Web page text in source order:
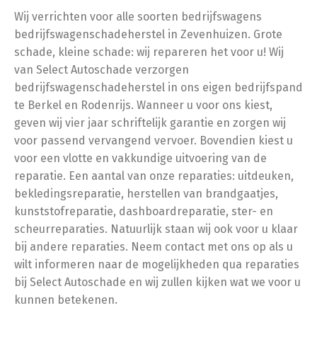
Wij verrichten voor alle soorten bedrijfswagens
bedrijfswagenschadeherstel in Zevenhuizen. Grote
schade, kleine schade: wij repareren het voor u! Wij
van Select Autoschade verzorgen
bedrijfswagenschadeherstel in ons eigen bedrijfspand
te Berkel en Rodenrijs. Wanneer u voor ons kiest,
geven wij vier jaar schriftelijk garantie en zorgen wij
voor passend vervangend vervoer. Bovendien kiest u
voor een vlotte en vakkundige uitvoering van de
reparatie. Een aantal van onze reparaties: uitdeuken,
bekledingsreparatie, herstellen van brandgaatjes,
kunststofreparatie, dashboardreparatie, ster- en
scheurreparaties. Natuurlijk staan wij ook voor u klaar
bij andere reparaties. Neem contact met ons op als u
wilt informeren naar de mogelijkheden qua reparaties
bij Select Autoschade en wij zullen kijken wat we voor u
kunnen betekenen.